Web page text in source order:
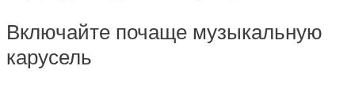
Включайте почаще музыкальную
карусель